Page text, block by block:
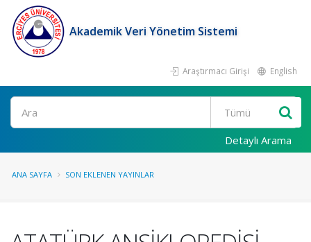
Akademik Veri Yönetim Sistemi
Araştırmacı Girişi English
Ara
Detaylı Arama
ANA SAYFA SON EKLENEN YAYINLAR